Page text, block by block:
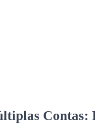
Contas: